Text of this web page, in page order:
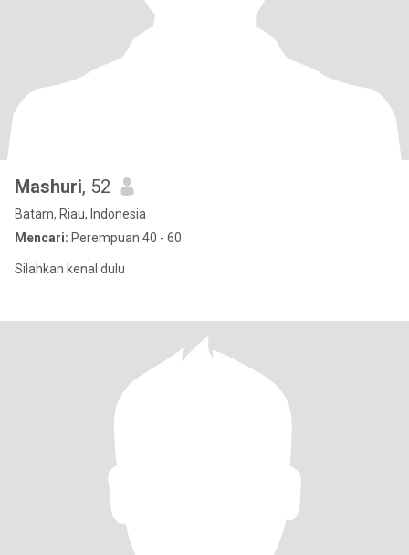
Mashuri, 52
Batam, Riau, Indonesia
Mencari: Perempuan 40 - 60
Silahkan kenal dulu